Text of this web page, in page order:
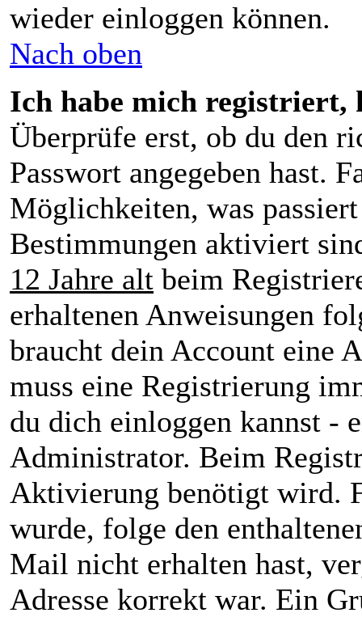
wieder einloggen können.
Nach oben
Ich habe mich registriert,
Überprüfe erst, ob du den
Passwort angegeben hast.
Möglichkeiten, was
Bestimmungen aktiviert
12 Jahre alt beim
erhaltenen Anweisungen
braucht dein Account eine
muss eine Registrierung
du dich einloggen kannst -
Administrator. Beim
Aktivierung benötigt wird.
wurde, folge den
Mail nicht erhalten hast,
Adresse korrekt war. Ein